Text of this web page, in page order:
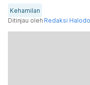
Kehamilan
Ditinjau oleh Redaksi